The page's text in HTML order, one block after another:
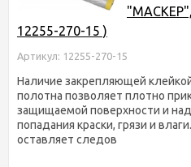
"МАСКЕР",
12255-270-15 )
Артикул: 12255-270-15
Наличие закрепляющей
полотна позволяет плотно
защищаемой поверхности и
попадания краски, грязи и
оставляет следов